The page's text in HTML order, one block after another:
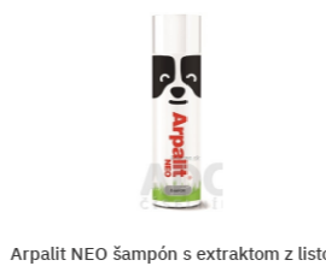
Arpalit NEO šampón s extraktom z listov